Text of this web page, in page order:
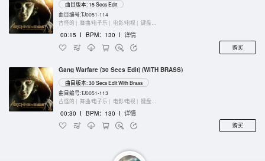
曲目版本: 15 Secs Edit
曲目编号:TJ0051-114
古怪的 | 舞曲/电子乐 | 电影/电视 | 键盘乐器
00:15 I BPM：130 I 详情
购买
Gang Warfare (30 Secs Edit) (WITH BRASS)
曲目版本: 30 Secs Edit With Brass
曲目编号:TJ0051-113
古怪的 | 舞曲/电子乐 | 电影/电视 | 键盘乐器
00:30 I BPM：130 I 详情
购买